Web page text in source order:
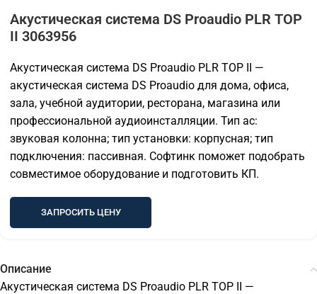
Акустическая система DS Proaudio PLR TOP
II 3063956
Акустическая система DS Proaudio PLR TOP II —
акустическая система DS Proaudio для дома, офиса,
зала, учебной аудитории, ресторана, магазина или
профессиональной аудиоинсталляции. Тип ас:
звуковая колонна; тип установки: корпусная; тип
подключения: пассивная. Софтинк поможет подобрать
совместимое оборудование и подготовить КП.
ЗАПРОСИТЬ ЦЕНУ
Описание
Акустическая система DS Proaudio PLR TOP II —